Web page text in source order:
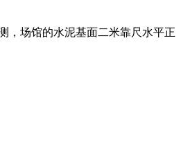
，场馆的水泥基面二米靠尺水平正